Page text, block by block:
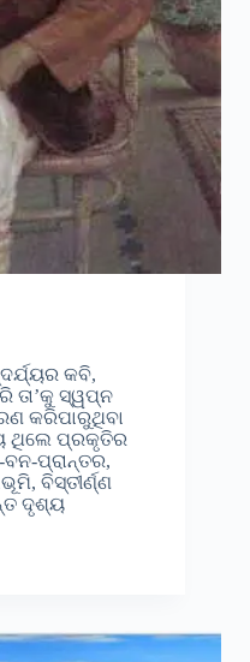
କବି,
ତା’କୁ ସ୍ୱପ୍ନ
କରିପାରୁଥିବା
ଥିଲେ ପ୍ରକୃତିର
ପ୍ରାନ୍ତର,
ବିସ୍ତୀର୍ଣ୍ଣ
ଦୃଶ୍ୟ